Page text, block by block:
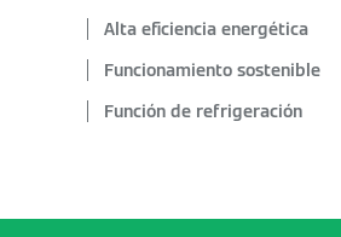
Alta eficiencia energética
Funcionamiento sostenible
Función de refrigeración